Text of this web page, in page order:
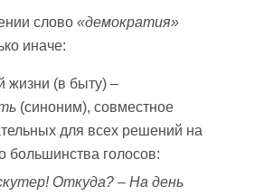
слово «демократия»
иначе:
жизни (в быту) –
(синоним), совместное
для всех решений на
большинства голосов:
Откуда? – На день